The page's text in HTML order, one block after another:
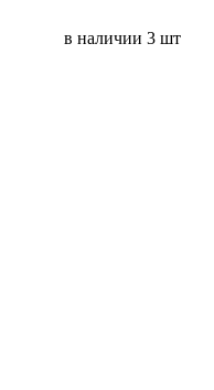
в наличии 3 шт